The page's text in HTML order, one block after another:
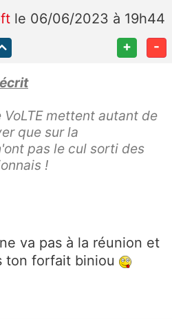
le 06/06/2023 à 19h44
+ -
VoLTE mettent autant de
que sur la
pas le cul sorti des
!
va pas à la réunion et
ton forfait biniou